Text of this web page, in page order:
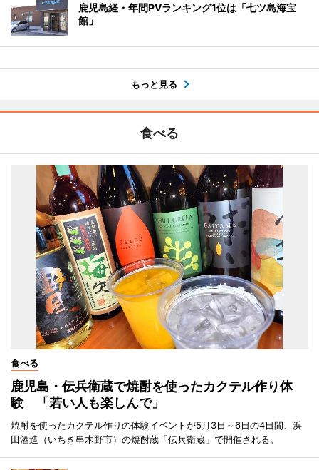
鹿児島経・年間PVランキング1位は「七ツ島海宝
館」
もっと見る
食べる
食べる
鹿児島・伝兵衛蔵で焼酎を使ったカクテル作り体
験 「若い人も楽しんで」
焼酎を使ったカクテル作りの体験イベントが5月3日～6日の4日間、浜
田酒造（いちき串木野市）の焼酎蔵「伝兵衛蔵」で開催される。